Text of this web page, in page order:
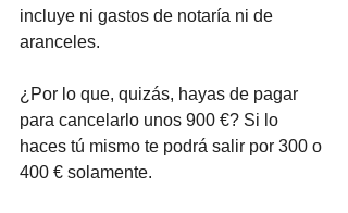
incluye ni gastos de notaría ni de
aranceles.
¿Por lo que, quizás, hayas de pagar
para cancelarlo unos 900 €? Si lo
haces tú mismo te podrá salir por 300 o
400 € solamente.